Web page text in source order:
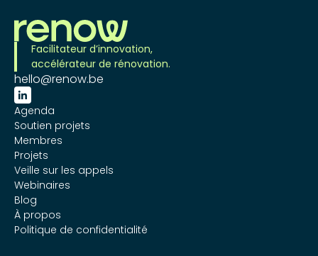
Facilitateur d’innovation,
accélérateur de rénovation.
hello@renow.be

Agenda
Soutien projets
Membres
Projets
Veille sur les appels
Webinaires
Blog
À propos
Politique de confidentialité